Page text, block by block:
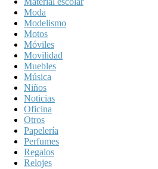
Moda
Modelismo
Motos
Móviles
Movilidad
Muebles
Música
Niños
Noticias
Oficina
Otros
Papelería
Perfumes
Regalos
Relojes